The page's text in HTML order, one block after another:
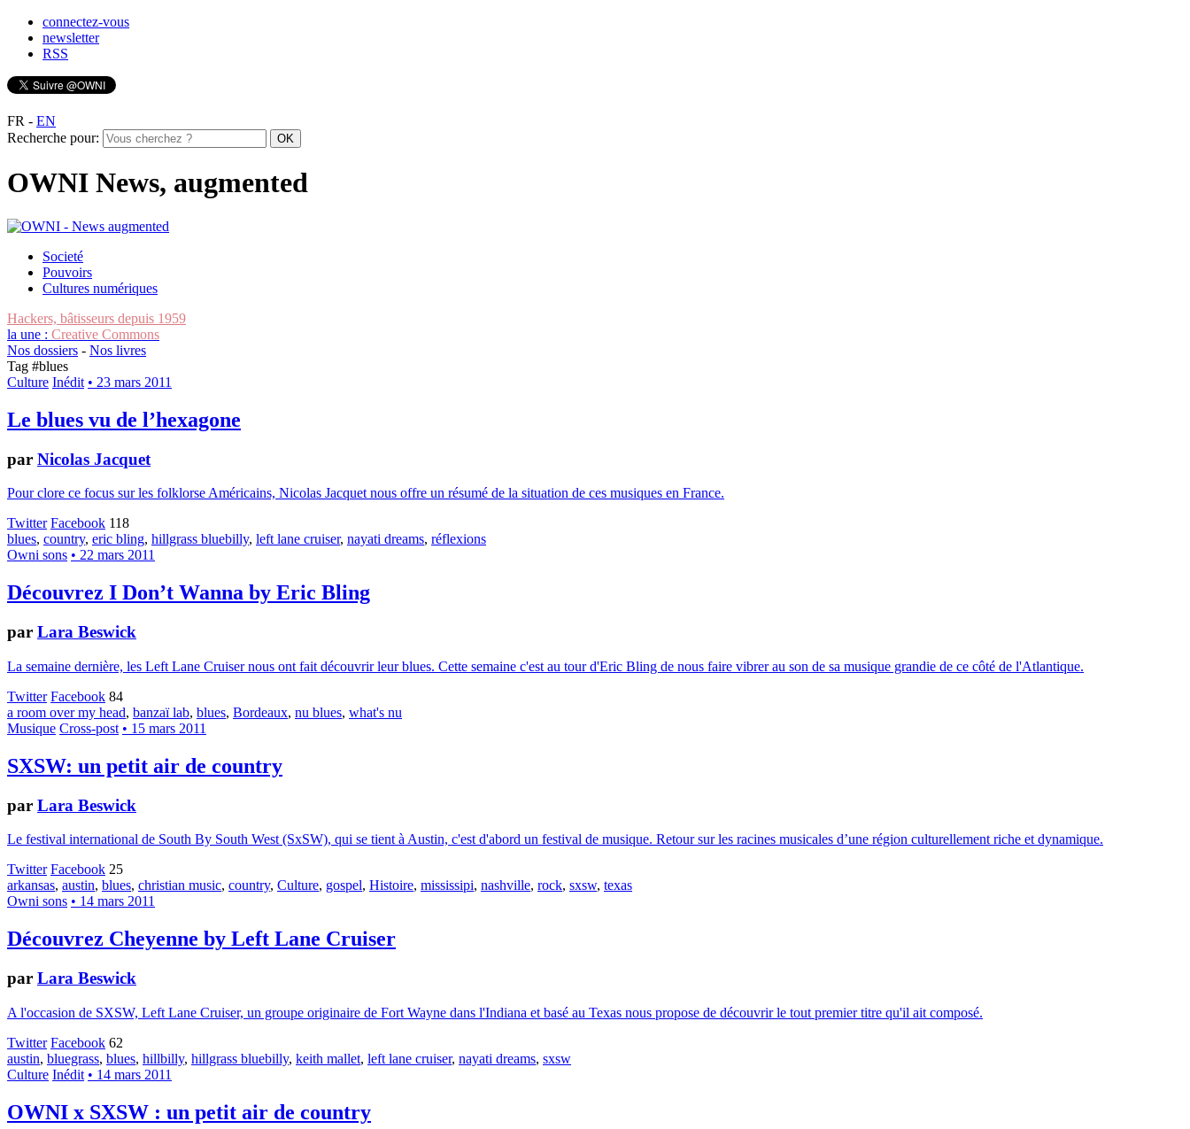
connectez-vous
newsletter
RSS
FR - EN
Recherche pour:
OWNI News, augmented
Societé
Pouvoirs
Cultures numériques
Hackers, bâtisseurs depuis 1959
la une : Creative Commons
Nos dossiers - Nos livres
Tag #blues
Culture Inédit • 23 mars 2011
Le blues vu de l’hexagone
par Nicolas Jacquet
Pour clore ce focus sur les folklorse Américains, Nicolas Jacquet nous offre un résumé de la situation de ces musiques en France.
Twitter Facebook 118
blues, country, eric bling, hillgrass bluebilly, left lane cruiser, nayati dreams, réflexions
Owni sons • 22 mars 2011
Découvrez I Don’t Wanna by Eric Bling
par Lara Beswick
La semaine dernière, les Left Lane Cruiser nous ont fait découvrir leur blues. Cette semaine c'est au tour d'Eric Bling de nous faire vibrer au son de sa musique grandie de ce côté de l'Atlantique.
Twitter Facebook 84
a room over my head, banzaï lab, blues, Bordeaux, nu blues, what's nu
Musique Cross-post • 15 mars 2011
SXSW: un petit air de country
par Lara Beswick
Le festival international de South By South West (SxSW), qui se tient à Austin, c'est d'abord un festival de musique. Retour sur les racines musicales d’une région culturellement riche et dynamique.
Twitter Facebook 25
arkansas, austin, blues, christian music, country, Culture, gospel, Histoire, mississipi, nashville, rock, sxsw, texas
Owni sons • 14 mars 2011
Découvrez Cheyenne by Left Lane Cruiser
par Lara Beswick
A l'occasion de SXSW, Left Lane Cruiser, un groupe originaire de Fort Wayne dans l'Indiana et basé au Texas nous propose de découvrir le tout premier titre qu'il ait composé.
Twitter Facebook 62
austin, bluegrass, blues, hillbilly, hillgrass bluebilly, keith mallet, left lane cruiser, nayati dreams, sxsw
Culture Inédit • 14 mars 2011
OWNI x SXSW : un petit air de country